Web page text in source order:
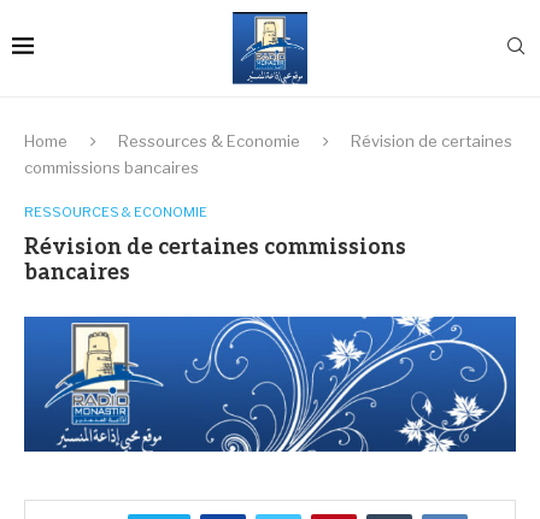
Home Ressources & Economie
Révision de certaines
commissions bancaires
RESSOURCES & ECONOMIE
Révision de certaines commissions
bancaires